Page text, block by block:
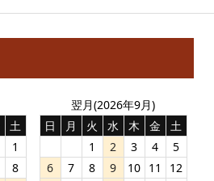
土
1
8
翌月(2026年9月)
日
月 火 水 木 金
土
1
2 3 4
5
6
7 8 9 10 11
12